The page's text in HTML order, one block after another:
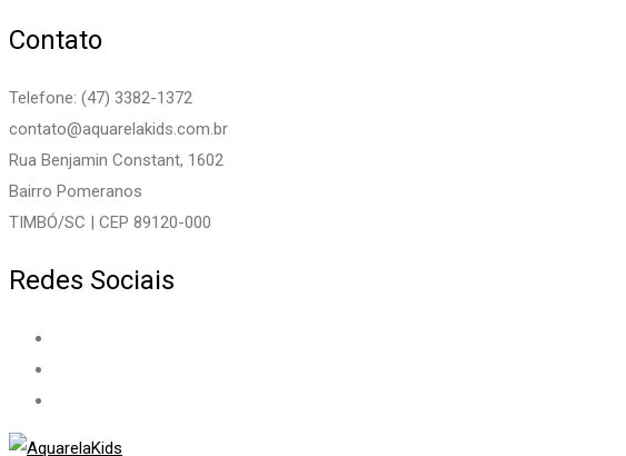
Contato
Telefone: (47) 3382-1372
contato@aquarelakids.com.br
Rua Benjamin Constant, 1602
Bairro Pomeranos
TIMBÓ/SC | CEP 89120-000
Redes Sociais